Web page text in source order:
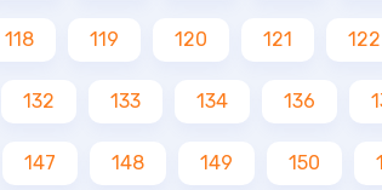
118 119 120 121 122
132 133 134 136
147 148 149 150